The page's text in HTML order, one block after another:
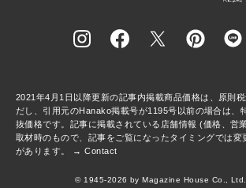
2021年4月1日以降更新の記事内掲載商品価格は、原則
だし、引用元のHanako掲載号が1195号以前の場合は、
抜価格です。記事に掲載されている店舗情報 (価格、営
取材時のもので、記事をご覧になったタイミングでは変
があります。 →Contact
© 1945-2026 by Magazine House Co.,